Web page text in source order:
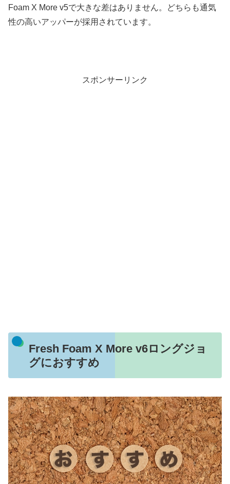
Foam X More v5で大きな差はありません。どちらも通気
性の高いアッパーが採用されています。
スポンサーリンク
Fresh Foam X More v6ロングジョ
グにおすすめ